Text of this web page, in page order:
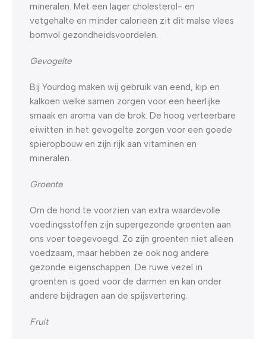
mineralen. Met een lager cholesterol- en
vetgehalte en minder calorieën zit dit malse vlees
bomvol gezondheidsvoordelen.
Gevogelte
Bij Yourdog maken wij gebruik van eend, kip en
kalkoen welke samen zorgen voor een heerlijke
smaak en aroma van de brok. De hoog verteerbare
eiwitten in het gevogelte zorgen voor een goede
spieropbouw en zijn rijk aan vitaminen en
mineralen.
Groente
Om de hond te voorzien van extra waardevolle
voedingsstoffen zijn supergezonde groenten aan
ons voer toegevoegd. Zo zijn groenten niet alleen
voedzaam, maar hebben ze ook nog andere
gezonde eigenschappen. De ruwe vezel in
groenten is goed voor de darmen en kan onder
andere bijdragen aan de spijsvertering.
Fruit